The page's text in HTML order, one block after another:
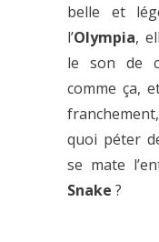
belle et
l’Olympia,
le son de
comme ça,
quoi péter
se mate
Snake ?